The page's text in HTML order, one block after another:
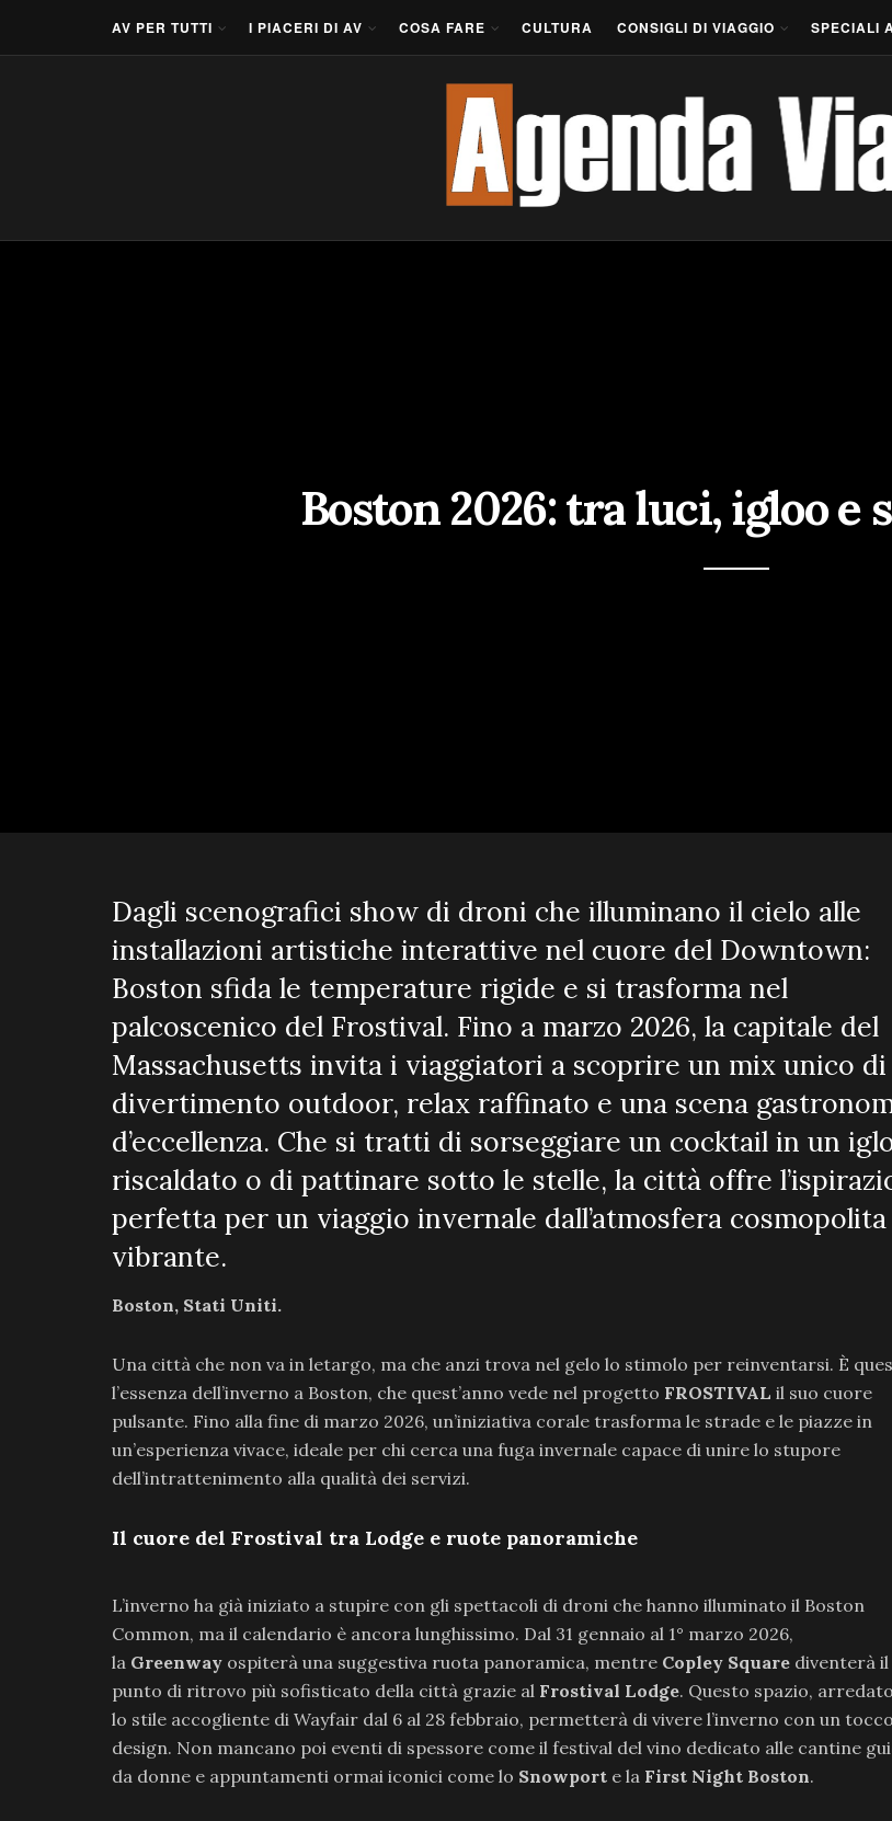
AV PER TUTTI I PIACERI DI AV COSA FARE CULTURA CONSIGLI DI VIAGGIO SPECIALI
Boston 2026: tra luci, igloo e
Dagli scenografici show di droni che illuminano il cielo alle
installazioni artistiche interattive nel cuore del Downtown:
Boston sfida le temperature rigide e si trasforma nel
palcoscenico del Frostival. Fino a marzo 2026, la capitale del
Massachusetts invita i viaggiatori a scoprire un mix unico di
divertimento outdoor, relax raffinato e una scena
d’eccellenza. Che si tratti di sorseggiare un cocktail in un
riscaldato o di pattinare sotto le stelle, la città offre
perfetta per un viaggio invernale dall’atmosfera cosmopolita
vibrante.
Boston, Stati Uniti.
Una città che non va in letargo, ma che anzi trova nel gelo lo stimolo per reinventarsi. È
l’essenza dell’inverno a Boston, che quest’anno vede nel progetto FROSTIVAL il suo cuore
pulsante. Fino alla fine di marzo 2026, un’iniziativa corale trasforma le strade e le piazze in
un’esperienza vivace, ideale per chi cerca una fuga invernale capace di unire lo stupore
dell’intrattenimento alla qualità dei servizi.
Il cuore del Frostival tra Lodge e ruote panoramiche
L’inverno ha già iniziato a stupire con gli spettacoli di droni che hanno illuminato il Boston
Common, ma il calendario è ancora lunghissimo. Dal 31 gennaio al 1° marzo 2026,
la Greenway ospiterà una suggestiva ruota panoramica, mentre Copley Square diventerà il
punto di ritrovo più sofisticato della città grazie al Frostival Lodge. Questo spazio,
lo stile accogliente di Wayfair dal 6 al 28 febbraio, permetterà di vivere l’inverno con un
design. Non mancano poi eventi di spessore come il festival del vino dedicato alle cantine
da donne e appuntamenti ormai iconici come lo Snowport e la First Night Boston.